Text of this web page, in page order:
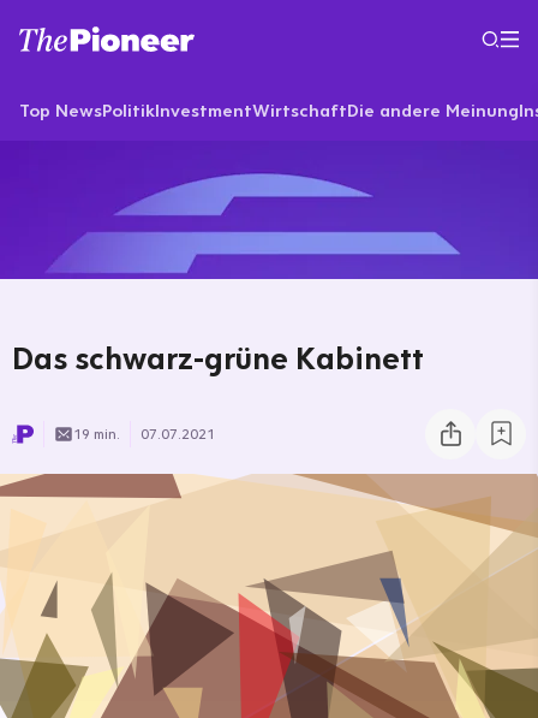
Top NewsPolitikInvestmentWirtschaftDie andere Meinung
Das schwarz-grüne Kabinett
19 min. 07.07.2021